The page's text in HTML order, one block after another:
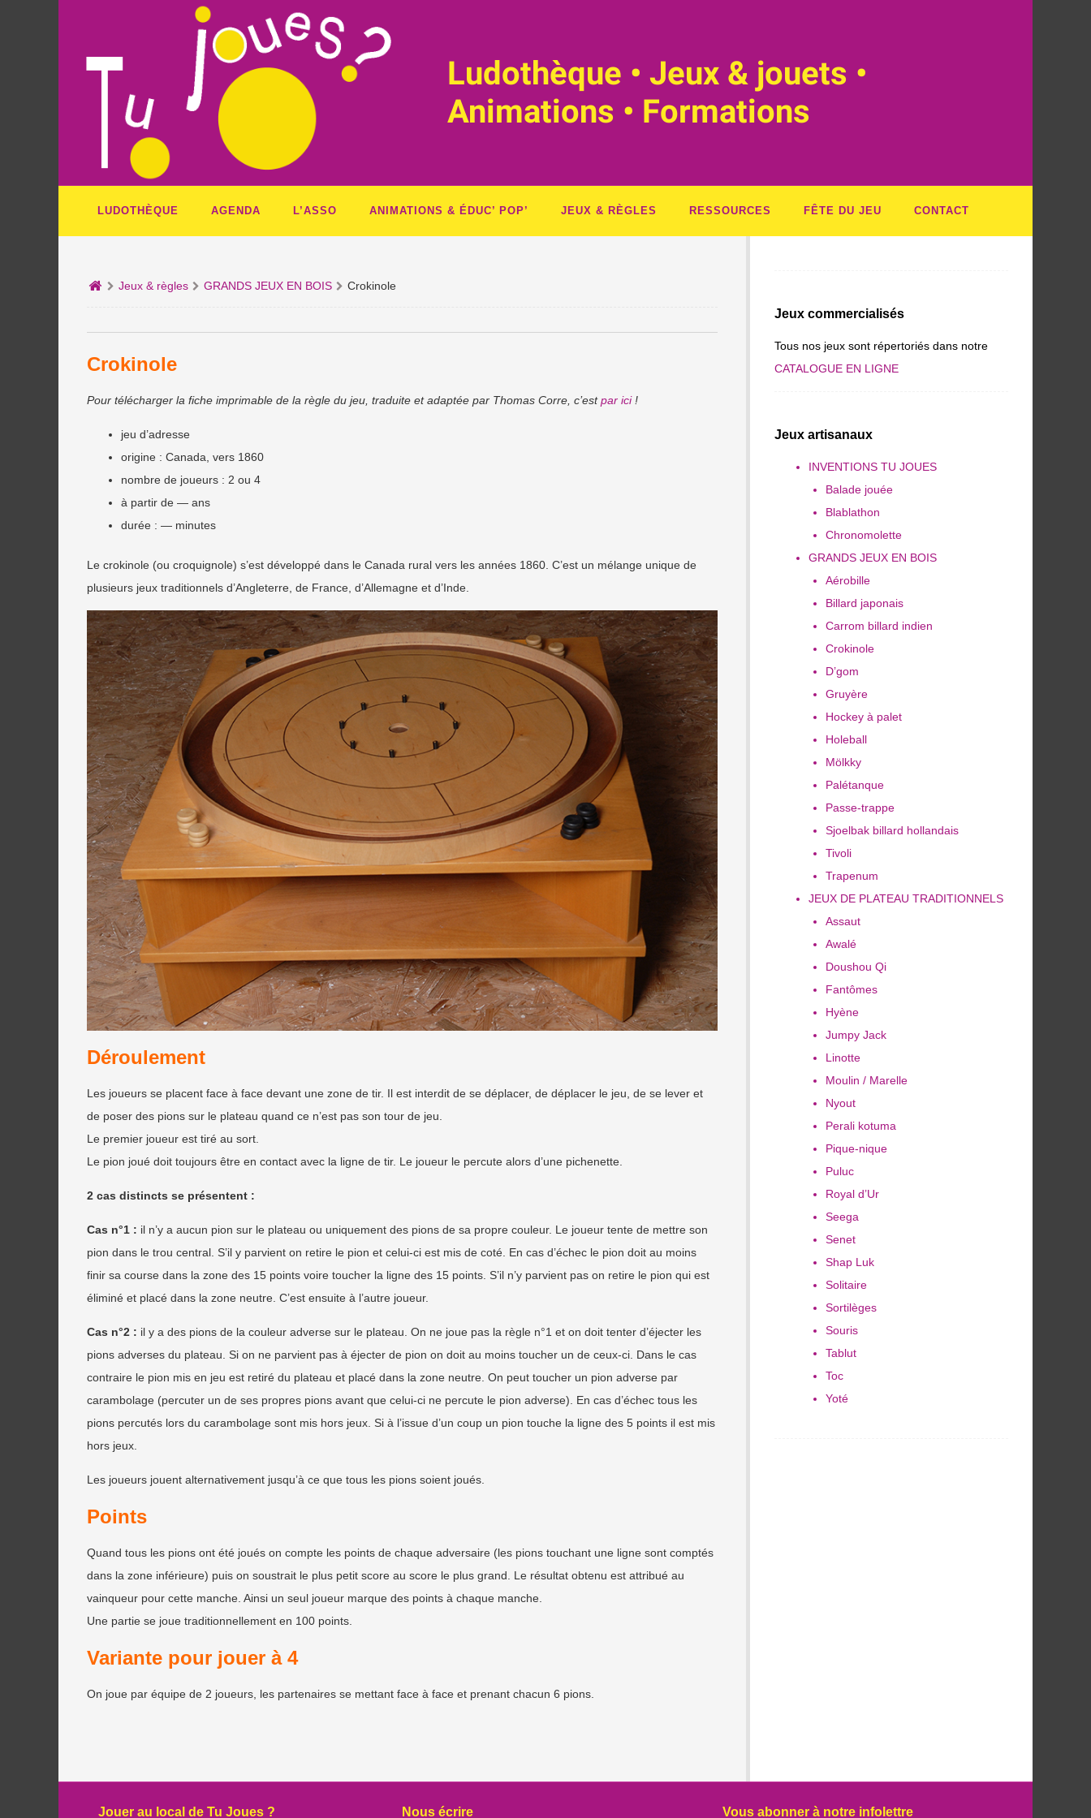
Ludothèque • Jeux & jouets •
Animations • Formations
LUDOTHÈQUE AGENDA L’ASSO ANIMATIONS & ÉDUC’ POP’ JEUX & RÈGLES RESSOURCES FÊTE DU JEU CONTACT
Jeux & règles GRANDS JEUX EN BOIS Crokinole
Crokinole
Pour télécharger la fiche imprimable de la règle du jeu, traduite et adaptée par Thomas Corre, c’estpar ici!
jeu d’adresse
origine : Canada, vers 1860
nombre de joueurs : 2 ou 4
à partir de — ans
durée : — minutes
Le crokinole (ou croquignole) s’est développé dans le Canada rural vers les années 1860. C’est un mélange unique de
plusieurs jeux traditionnels d’Angleterre, de France, d’Allemagne et d’Inde.
Déroulement
Les joueurs se placent face à face devant une zone de tir. Il est interdit de se déplacer, de déplacer le jeu, de se lever et
de poser des pions sur le plateau quand ce n’est pas son tour de jeu.
Le premier joueur est tiré au sort.
Le pion joué doit toujours être en contact avec la ligne de tir. Le joueur le percute alors d’une pichenette.
2 cas distincts se présentent :
Cas n°1 : il n’y a aucun pion sur le plateau ou uniquement des pions de sa propre couleur. Le joueur tente de mettre son
pion dans le trou central. S’il y parvient on retire le pion et celui-ci est mis de coté. En cas d’échec le pion doit au moins
finir sa course dans la zone des 15 points voire toucher la ligne des 15 points. S’il n’y parvient pas on retire le pion qui est
éliminé et placé dans la zone neutre. C’est ensuite à l’autre joueur.
Cas n°2 : il y a des pions de la couleur adverse sur le plateau. On ne joue pas la règle n°1 et on doit tenter d’éjecter les
pions adverses du plateau. Si on ne parvient pas à éjecter de pion on doit au moins toucher un de ceux-ci. Dans le cas
contraire le pion mis en jeu est retiré du plateau et placé dans la zone neutre. On peut toucher un pion adverse par
carambolage (percuter un de ses propres pions avant que celui-ci ne percute le pion adverse). En cas d’échec tous les
pions percutés lors du carambolage sont mis hors jeux. Si à l’issue d’un coup un pion touche la ligne des 5 points il est mis
hors jeux.
Les joueurs jouent alternativement jusqu’à ce que tous les pions soient joués.
Points
Quand tous les pions ont été joués on compte les points de chaque adversaire (les pions touchant une ligne sont comptés
dans la zone inférieure) puis on soustrait le plus petit score au score le plus grand. Le résultat obtenu est attribué au
vainqueur pour cette manche. Ainsi un seul joueur marque des points à chaque manche.
Une partie se joue traditionnellement en 100 points.
Variante pour jouer à 4
On joue par équipe de 2 joueurs, les partenaires se mettant face à face et prenant chacun 6 pions.
Jeux commercialisés
Tous nos jeux sont répertoriés dans notre
CATALOGUE EN LIGNE
Jeux artisanaux
INVENTIONS TU JOUES
Balade jouée
Blablathon
Chronomolette
GRANDS JEUX EN BOIS
Aérobille
Billard japonais
Carrom billard indien
Crokinole
D’gom
Gruyère
Hockey à palet
Holeball
Mölkky
Palétanque
Passe-trappe
Sjoelbak billard hollandais
Tivoli
Trapenum
JEUX DE PLATEAU TRADITIONNELS
Assaut
Awalé
Doushou Qi
Fantômes
Hyène
Jumpy Jack
Linotte
Moulin / Marelle
Nyout
Perali kotuma
Pique-nique
Puluc
Royal d’Ur
Seega
Senet
Shap Luk
Solitaire
Sortilèges
Souris
Tablut
Toc
Yoté
Jouer au local de Tu Joues ? Nous écrire Vous abonner à notre infolettre